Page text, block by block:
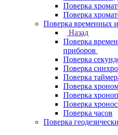
Поверка
Поверка
Поверка временных
Назад
Поверка
приборов
Поверка
Поверка
Поверка
Поверка
Поверка
Поверка
Поверка часов
Поверка